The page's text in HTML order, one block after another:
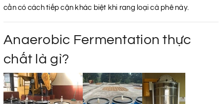
cần có cách tiếp cận khác biệt khi rang loại cà phê này.
Anaerobic Fermentation thực
chất là gì?